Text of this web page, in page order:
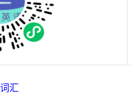
汇